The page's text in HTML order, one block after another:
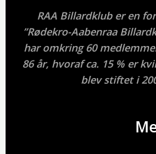
RAA Billardklub er en
”Rødekro-Aabenraa
har omkring 60
86 år, hvoraf ca. 15 % er
blev stiftet i